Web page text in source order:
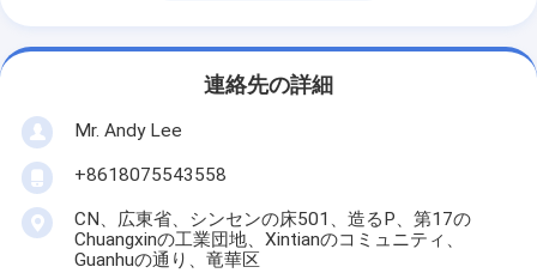
連絡先の詳細
Mr. Andy Lee
+8618075543558
CN、広東省、シンセンの床501、造るP、第17の
Chuangxinの工業団地、Xintianのコミュニティ、
Guanhuの通り、竜華区